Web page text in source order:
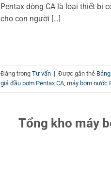
Pentax dòng CA là loại thiết bị
cho con người […]
Đăng trong Tư vấn | Được gắn thẻ
giá đầu bơm Pentax CA, máy bơm nước
Tổng kho máy